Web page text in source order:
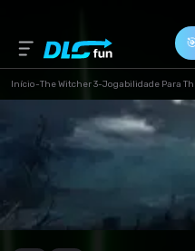
Início-The Witcher 3-Jogabilidade Para
Versão do Jogo *
0.1
Download (4.84 Kb)